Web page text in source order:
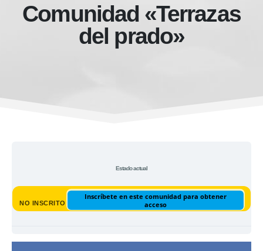
Comunidad «Terrazas
del prado»
Estado actual
NO INSCRITO
Inscríbete en este comunidad para obtener
acceso